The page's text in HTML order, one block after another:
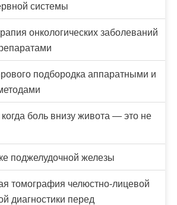
системы
онкологических заболеваний
подбородка аппаратными и
боль внизу живота — это не
поджелудочной железы
томография челюстно-лицевой
диагностики перед